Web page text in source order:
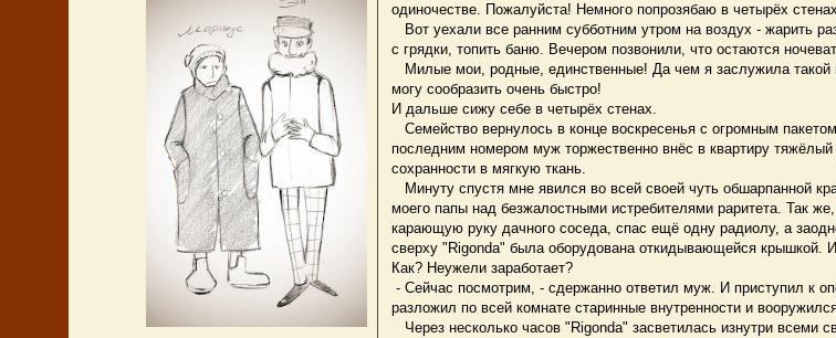
одиночестве. Пожалуйста! Немного попрозябаю в четырёх
Вот уехали все ранним субботним утром на воздух - жарить
с грядки, топить баню. Вечером позвонили, что остаются
Милые мои, родные, единственные! Да чем я заслужила такой
могу сообразить очень быстро!
И дальше сижу себе в четырёх стенах.
Семейство вернулось в конце воскресенья с огромным
последним номером муж торжественно внёс в квартиру
сохранности в мягкую ткань.
Минуту спустя мне явился во всей своей чуть обшарпанной
моего папы над безжалостными истребителями раритета. Так
карающую руку дачного соседа, спас ещё одну радиолу, а
сверху "Rigonda" была оборудована откидывающейся крышкой.
Как? Неужели заработает?
- Сейчас посмотрим, - сдержанно ответил муж. И приступил к
разложил по всей комнате старинные внутренности и
Через несколько часов "Rigonda" засветилась изнутри всеми